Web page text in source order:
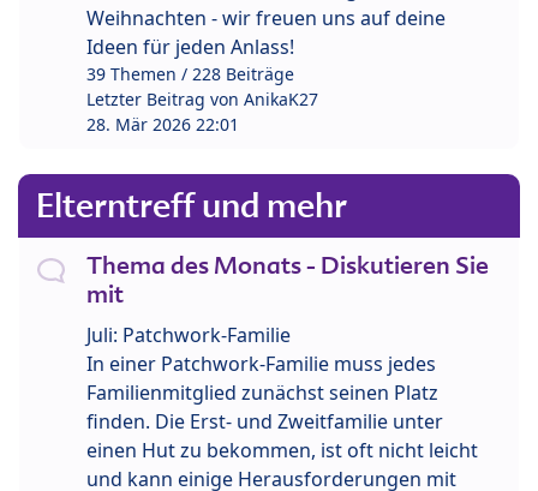
Weihnachten - wir freuen uns auf deine
Ideen für jeden Anlass!
39 Themen / 228 Beiträge
Letzter Beitrag von AnikaK27
28. Mär 2026 22:01
Elterntreff und mehr
Thema des Monats - Diskutieren Sie
mit
Juli: Patchwork-Familie
In einer Patchwork-Familie muss jedes
Familienmitglied zunächst seinen Platz
finden. Die Erst- und Zweitfamilie unter
einen Hut zu bekommen, ist oft nicht leicht
und kann einige Herausforderungen mit